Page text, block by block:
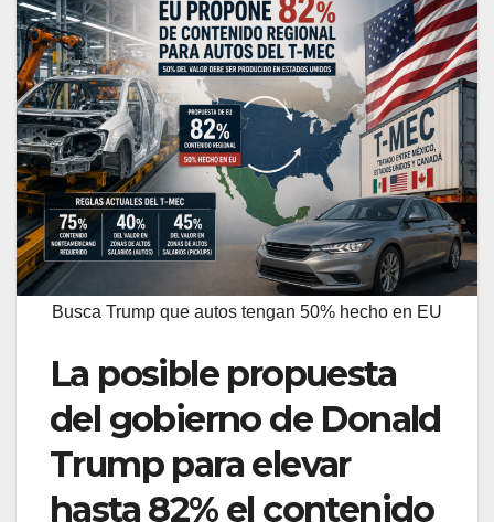
Busca Trump que autos tengan 50% hecho en EU
La posible propuesta
del gobierno de Donald
Trump para elevar
hasta 82% el contenido